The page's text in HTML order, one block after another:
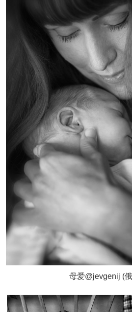
母爱@jevgenij (